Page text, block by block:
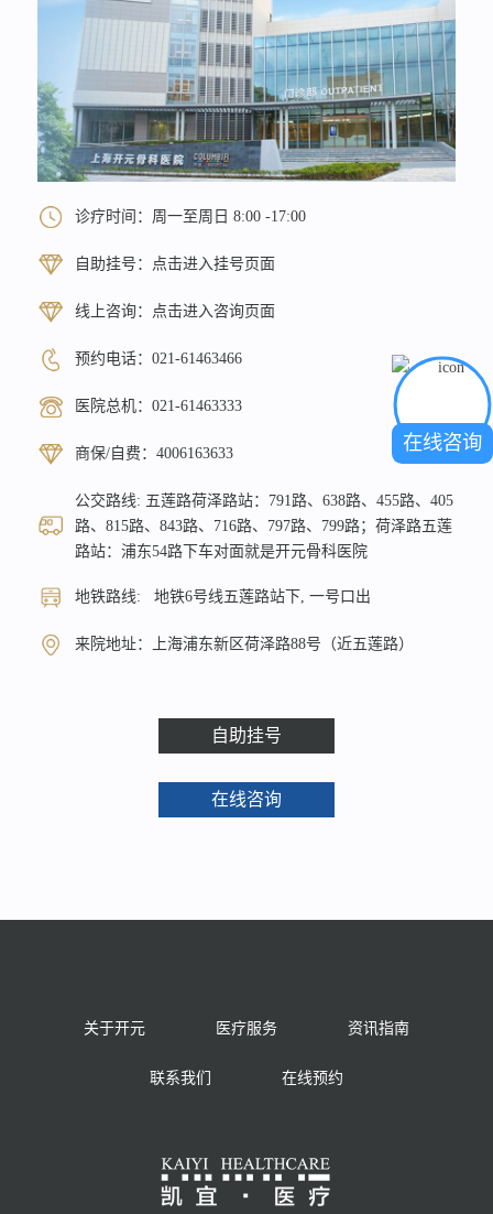
诊疗时间：周一至周日 8:00 -17:00
自助挂号： 点击进入挂号页面
线上咨询： 点击进入咨询页面
预约电话： 021-61463466
医院总机： 021-61463333
商保/自费： 4006163633
公交路线: 五莲路荷泽路站：791路、638路、455路、405
路、815路、843路、716路、797路、799路；荷泽路五莲
路站：浦东54路下车对面就是开元骨科医院
地铁路线: 地铁6号线五莲路站下, 一号口出
来院地址：上海浦东新区荷泽路88号（近五莲路）
自助挂号
在线咨询
关于开元 医疗服务 资讯指南
联系我们 在线预约
在线咨询